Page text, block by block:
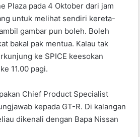
Plaza pada 4 Oktober dari jam
untuk melihat sendiri kereta-
gambar pun boleh. Boleh
bakal pak mentua. Kalau tak
ke SPICE keesokan
11.00 pagi.
Chief Product Specialist
kepada GT-R. Di kalangan
dikenali dengan Bapa Nissan